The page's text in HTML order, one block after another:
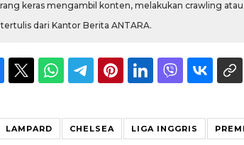
keras mengambil konten, melakukan crawling
dari Kantor Berita ANTARA.
LAMPARD CHELSEA LIGA INGGRIS